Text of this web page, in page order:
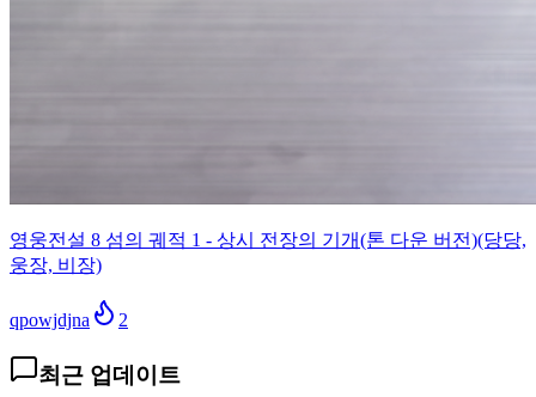
영웅전설 8 섬의 궤적 1 - 상시 전장의 기개(톤 다운 버전)(당당,
웅장, 비장)
qpowjdjna 2
최근 업데이트